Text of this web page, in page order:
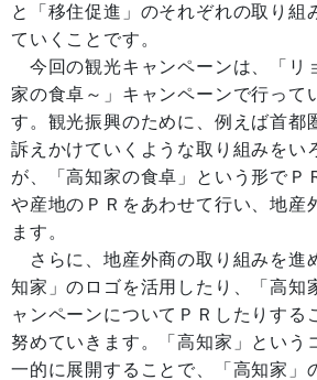
と「移住促進」のそれぞれの取り組
ていくことです。
今回の観光キャンペーンは、「リ
家の食卓～」キャンペーンで行って
す。観光振興のために、例えば首都
訴えかけていくような取り組みをい
が、「高知家の食卓」という形でＰ
や産地のＰＲをあわせて行い、地産
ます。
さらに、地産外商の取り組みを進
知家」のロゴを活用したり、「高知
ャンペーンについてＰＲしたりする
努めていきます。「高知家」という
一的に展開することで、「高知家」